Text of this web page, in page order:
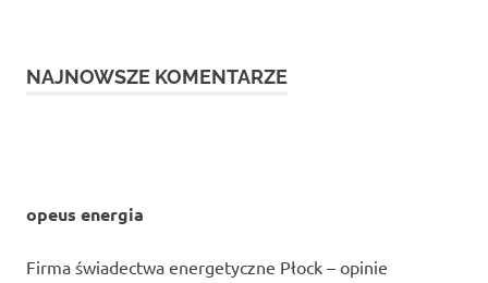
NAJNOWSZE KOMENTARZE
opeus energia
Firma świadectwa energetyczne Płock – opinie